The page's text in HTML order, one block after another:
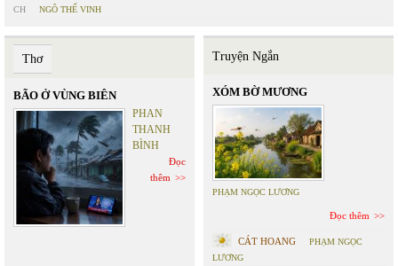
CH
NGÔ THẾ VINH
Thơ
BÃO Ở VÙNG BIÊN
PHAN
THANH
BÌNH
Đọc
thêm
Truyện Ngắn
XÓM BỜ MƯƠNG
PHẠM NGỌC LƯƠNG
Đọc thêm
CÁT HOANG
PHẠM NGỌC
LƯƠNG